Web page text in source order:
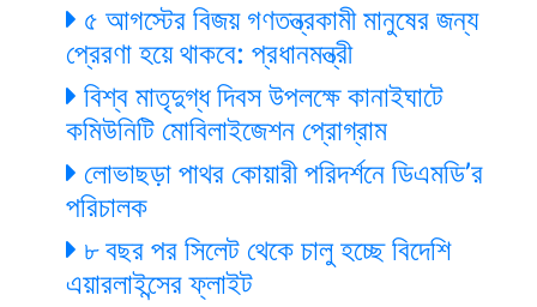
৫ আগস্টের বিজয় গণতন্ত্রকামী মানুষের জন্য
প্রেরণা হয়ে থাকবে: প্রধানমন্ত্রী
বিশ্ব মাতৃদুগ্ধ দিবস উপলক্ষে কানাইঘাটে
কমিউনিটি মোবিলাইজেশন প্রোগ্রাম
লোভাছড়া পাথর কোয়ারী পরিদর্শনে ডিএমডি’র
পরিচালক
৮ বছর পর সিলেট থেকে চালু হচ্ছে বিদেশি
এয়ারলাইন্সের ফ্লাইট